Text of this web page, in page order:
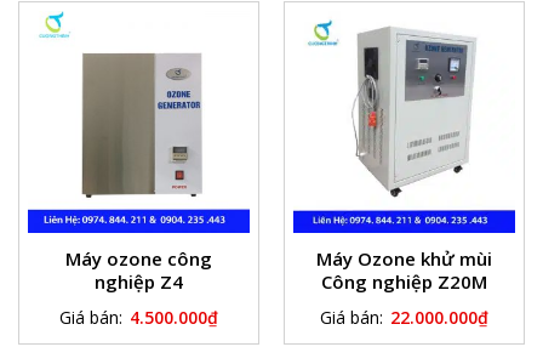
Máy ozone công
nghiệp Z4
Giá bán: 4.500.000₫
Máy Ozone khử mùi
Công nghiệp Z20M
Giá bán: 22.000.000₫